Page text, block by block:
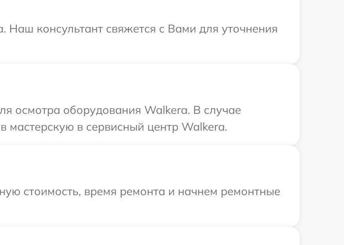
Наш консультант свяжется с Вами для уточнения
осмотра оборудования Walkera. В случае
мастерскую в сервисный центр Walkera.
стоимость, время ремонта и начнем ремонтные